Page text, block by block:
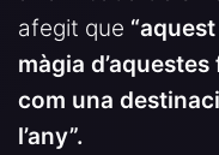
afegit que
màgia
com una
l’any”.